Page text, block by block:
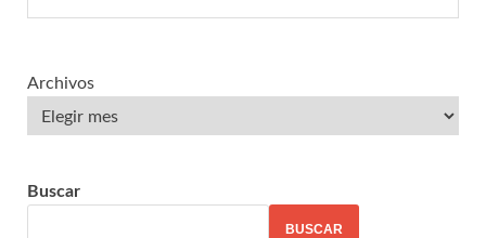
Archivos
Buscar
BUSCAR